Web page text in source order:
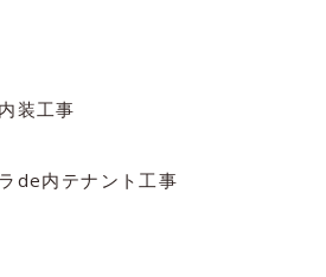
装工事
de内テナント工事